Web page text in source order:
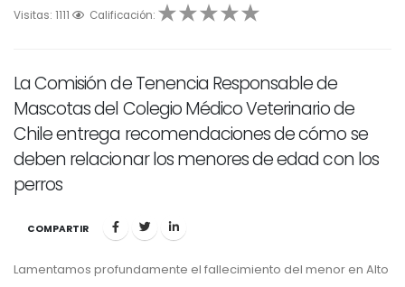
Visitas: 1111 Calificación:
1 2 3 4 5
La Comisión de Tenencia Responsable de
Mascotas del Colegio Médico Veterinario de
Chile entrega recomendaciones de cómo se
deben relacionar los menores de edad con los
perros
COMPARTIR
Lamentamos profundamente el fallecimiento del menor en Alto